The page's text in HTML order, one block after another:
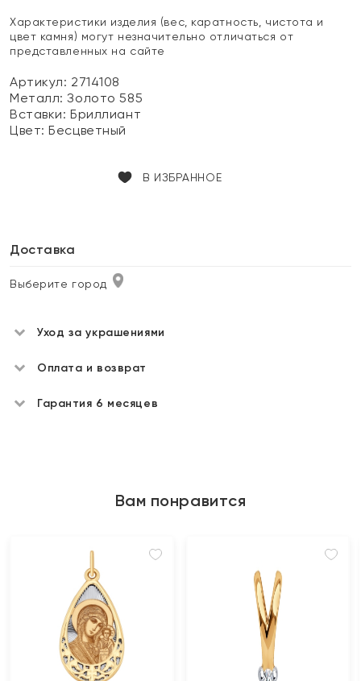
Характеристики изделия (вес, каратность, чистота и
цвет камня) могут незначительно отличаться от
представленных на сайте
Артикул: 2714108
Металл:Золото 585
Вставки:Бриллиант
Цвет:Бесцветный
В ИЗБРАННОЕ
Доставка
Выберите город
Уход за украшениями
Оплата и возврат
Гарантия 6 месяцев
Вам понравится